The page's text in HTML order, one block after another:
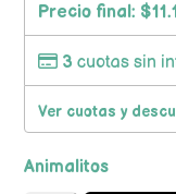
Precio final:
3 cuotas sin
Ver cuotas y
Animalitos